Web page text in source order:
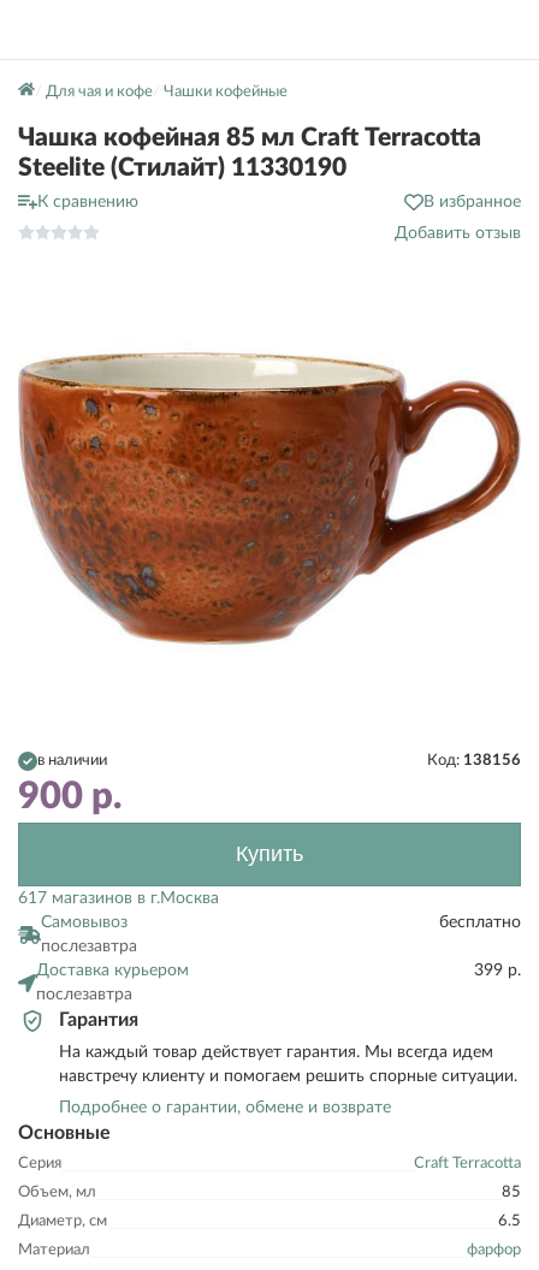
Для чая и кофе Чашки кофейные
Чашка кофейная 85 мл Craft Terracotta
Steelite (Стилайт) 11330190
К сравнению
В избранное
Добавить отзыв
Основные
Серия
Craft Terracotta
Объем, мл
85
Диаметр, см
6.5
Материал
фарфор
в наличии Код: 138156
900 р.
Купить
617 магазинов в г.Москва
Самовывоз
послезавтра
бесплатно
Доставка курьером
послезавтра
399 р.
Гарантия
На каждый товар действует гарантия. Мы всегда идем
навстречу клиенту и помогаем решить спорные ситуации.
Подробнее о гарантии, обмене и возврате